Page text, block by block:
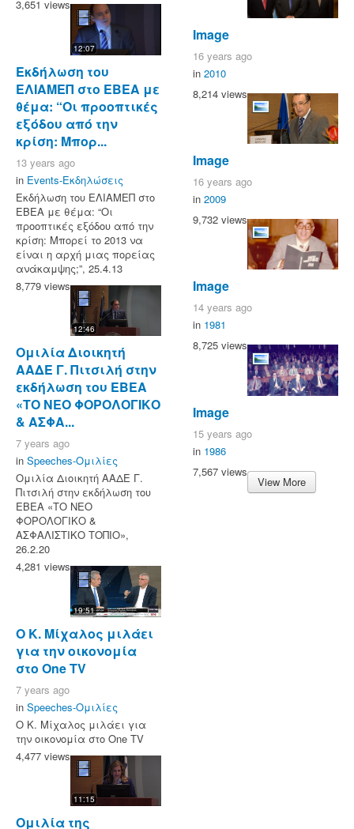
3,651 views
12:07
Eκδήλωση του
ΕΛΙΑΜΕΠ στο ΕΒΕΑ με
θέμα: “Οι προοπτικές
εξόδου από την
κρίση: Μπορ...
13 years ago
in Events-Εκδηλώσεις
Eκδήλωση του ΕΛΙΑΜΕΠ στο
ΕΒΕΑ με θέμα: “Οι
προοπτικές εξόδου από την
κρίση: Μπορεί το 2013 να
είναι η αρχή μιας πορείας
ανάκαμψης;”, 25.4.13
8,779 views
12:46
Ομιλία Διοικητή
ΑΑΔΕ Γ. Πιτσιλή στην
εκδήλωση του ΕΒΕΑ
«ΤΟ ΝΕΟ ΦΟΡΟΛΟΓΙΚΟ
& ΑΣΦΑ...
7 years ago
in Speeches-Ομιλίες
Ομιλία Διοικητή ΑΑΔΕ Γ.
Πιτσιλή στην εκδήλωση του
ΕΒΕΑ «ΤΟ ΝΕΟ
ΦΟΡΟΛΟΓΙΚΟ &
ΑΣΦΑΛΙΣΤΙΚΟ ΤΟΠΙΟ»,
26.2.20
4,281 views
19:51
Ο Κ. Μίχαλος μιλάει
για την οικονομία
στο One TV
7 years ago
in Speeches-Ομιλίες
Ο Κ. Μίχαλος μιλάει για
την οικονομία στο One TV
4,477 views
11:15
Ομιλία της
Image
16 years ago
in 2010
8,214 views
Image
16 years ago
in 2009
9,732 views
Image
14 years ago
in 1981
8,725 views
Image
15 years ago
in 1986
7,567 views
View More